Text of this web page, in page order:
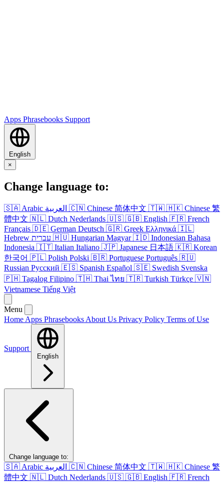
Apps Phrasebooks Support
English
×
Change language to:
🇸🇦 Arabic العربية 🇨🇳 Chinese 简体中文 🇹🇼 🇭🇰 Chinese 繁
體中文 🇳🇱 Dutch Nederlands 🇺🇸 🇬🇧 English 🇫🇷 French
Français 🇩🇪 German Deutsch 🇬🇷 Greek Ελληνικά 🇮🇱
Hebrew עברית 🇭🇺 Hungarian Magyar 🇮🇩 Indonesian Bahasa
Indonesia 🇮🇹 Italian Italiano 🇯🇵 Japanese 日本語 🇰🇷 Korean
한국어 🇵🇱 Polish Polski 🇧🇷 Portuguese Português 🇷🇺
Russian Русский 🇪🇸 Spanish Español 🇸🇪 Swedish Svenska
🇵🇭 Tagalog Filipino 🇹🇭 Thai ไทย 🇹🇷 Turkish Türkçe 🇻🇳
Vietnamese Tiếng Việt
Menu
Home Apps Phrasebooks About Us Privacy Policy Terms of Use
Support
English
Change language to:
🇸🇦 Arabic العربية 🇨🇳 Chinese 简体中文 🇹🇼 🇭🇰 Chinese 繁
體中文 🇳🇱 Dutch Nederlands 🇺🇸 🇬🇧 English 🇫🇷 French